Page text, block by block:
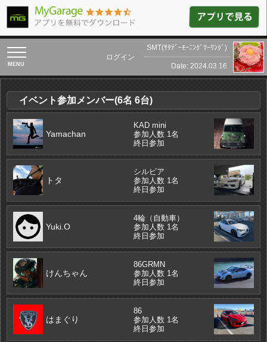
toggle
navigation
ログイン
SMT(ｻﾀﾃﾞｰﾓｰﾆﾝｸﾞﾂｰﾘﾝｸﾞ)
Date: 2024.03.16
イベント参加メンバー(6名 6台)
Yamachan
KAD mini
参加人数 1名
終日参加
トタ
シルビア
参加人数 1名
終日参加
Yuki.O
4輪（自動車）
参加人数 1名
終日参加
けんちゃん
86GRMN
参加人数 1名
終日参加
はまぐり
86
参加人数 1名
終日参加